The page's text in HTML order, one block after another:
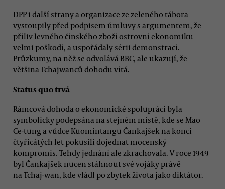
DPP i další strany a organizace ze zeleného tábora
vystoupily před podpisem úmluvy s argumentem, že
příliv levného čínského zboží ostrovní ekonomiku
velmi poškodí, a uspořádaly sérii demonstrací.
Průzkumy, na něž se odvolává BBC, ale ukazují, že
většina Tchajwanců dohodu vítá.
Status quo trvá
Rámcová dohoda o ekonomické spolupráci byla
symbolicky podepsána na stejném místě, kde se Mao
Ce-tung a vůdce Kuomintangu Čankajšek na konci
čtyřicátých let pokusili dojednat mocenský
kompromis. Tehdy jednání ale zkrachovala. V roce 1949
byl Čankajšek nucen stáhnout své vojáky právě
na Tchaj-wan, kde vládl po zbytek života jako diktátor.